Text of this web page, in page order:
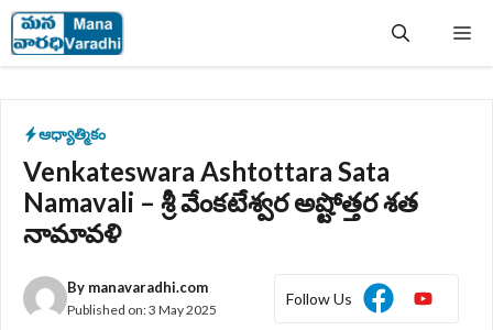
Skip
to
content
ఆధ్యాత్మికం
Venkateswara Ashtottara Sata
Namavali – శ్రీ వేంకటేశ్వర అష్టోత్తర శత
నామావళి
By manavaradhi.com
Published on:3 May 2025
Follow Us